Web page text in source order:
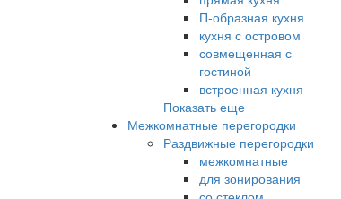
П-образная кухня
кухня с островом
совмещенная с
гостиной
встроенная кухня
Показать еще
Межкомнатные перегородки
Раздвижные перегородки
межкомнатные
для зонирования